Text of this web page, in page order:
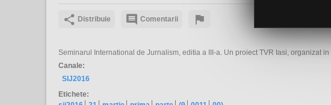
Distribuie Comentarii
Seminarul International de Jurnalism, editia a III-a. Un proiect TVR Iasi, organizat
Canale:
SIJ2016
Etichete: